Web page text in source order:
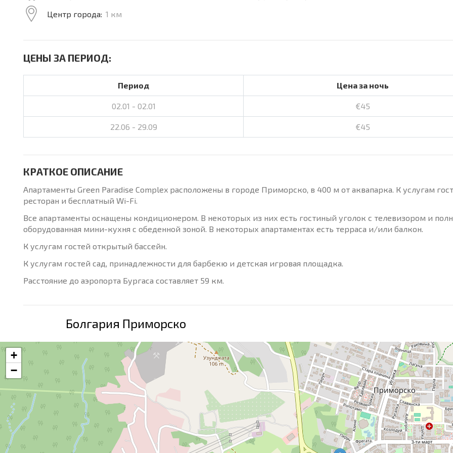
Центр города: 1 км
ЦЕНЫ ЗА ПЕРИОД:
Период Цена за ночь
02.01 - 02.01 €45
22.06 - 29.09 €45
КРАТКОЕ ОПИСАНИЕ
Апартаменты Green Paradise Complex расположены в городе Приморско, в 400 м от аквапарка. К услугам
ресторан и бесплатный Wi-Fi.
Все апартаменты оснащены кондиционером. В некоторых из них есть гостиный уголок с телевизором и
оборудованная мини-кухня с обеденной зоной. В некоторых апартаментах есть терраса и/или балкон.
К услугам гостей открытый бассейн.
К услугам гостей сад, принадлежности для барбекю и детская игровая площадка.
Расстояние до аэропорта Бургаса составляет 59 км.
Болгария Приморско
+
−